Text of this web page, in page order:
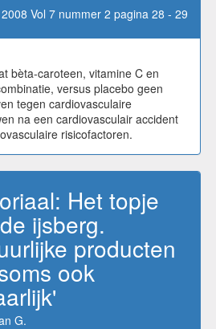
Vol 7 nummer 2 pagina 28 - 29
bèta-caroteen, vitamine C en
versus placebo geen
tegen cardiovasculaire
na een cardiovasculair accident
risicofactoren.
Het topje
ijsberg.
producten
ook
G.